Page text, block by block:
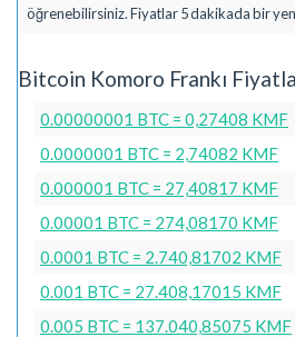
öğrenebilirsiniz. Fiyatlar 5 dakikada bir
Bitcoin Komoro Frankı
0.00000001 BTC = 0,27408 KMF
0.0000001 BTC = 2,74082 KMF
0.000001 BTC = 27,40817 KMF
0.00001 BTC = 274,08170 KMF
0.0001 BTC = 2.740,81702 KMF
0.001 BTC = 27.408,17015 KMF
0.005 BTC = 137.040,85075 KMF